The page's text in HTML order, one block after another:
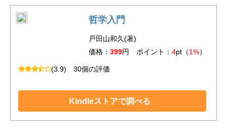
哲学入門
戸田山和久(著)
価格： 399円 ポイント： 4pt（1%）
(3.9) 30個の評価
Kindleストアで調べる